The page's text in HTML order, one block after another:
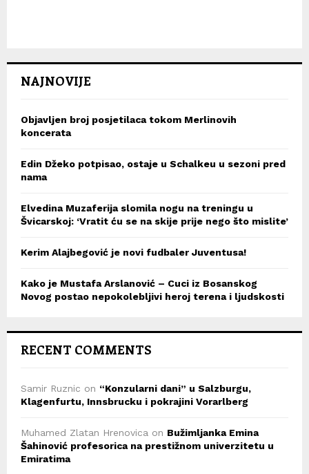
NAJNOVIJE
Objavljen broj posjetilaca tokom Merlinovih
koncerata
Edin Džeko potpisao, ostaje u Schalkeu u sezoni pred
nama
Elvedina Muzaferija slomila nogu na treningu u
Švicarskoj: ‘Vratit ću se na skije prije nego što mislite’
Kerim Alajbegović je novi fudbaler Juventusa!
Kako je Mustafa Arslanović – Cuci iz Bosanskog
Novog postao nepokolebljivi heroj terena i ljudskosti
RECENT COMMENTS
Samir Ruznic on “Konzularni dani” u Salzburgu,
Klagenfurtu, Innsbrucku i pokrajini Vorarlberg
Muhamed Zlatan Hrenovica on Bužimljanka Emina
Šahinović profesorica na prestižnom univerzitetu u
Emiratima